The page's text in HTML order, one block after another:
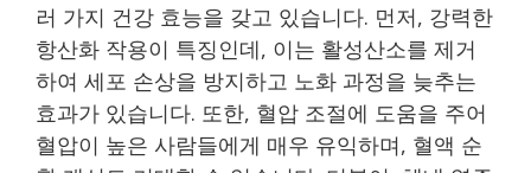
러 가지 건강 효능을 갖고 있습니다. 먼저, 강력한
항산화 작용이 특징인데, 이는 활성산소를 제거
하여 세포 손상을 방지하고 노화 과정을 늦추는
효과가 있습니다. 또한, 혈압 조절에 도움을 주어
혈압이 높은 사람들에게 매우 유익하며, 혈액 순